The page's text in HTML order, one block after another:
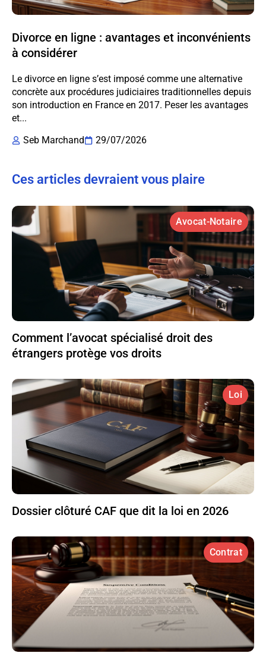
Divorce en ligne : avantages et inconvénients
à considérer
Le divorce en ligne s’est imposé comme une alternative
concrète aux procédures judiciaires traditionnelles depuis
son introduction en France en 2017. Peser les avantages
et...
Seb Marchand
29/07/2026
Ces articles devraient vous plaire
Avocat-Notaire
Comment l’avocat spécialisé droit des
étrangers protège vos droits
Loi
Dossier clôturé CAF que dit la loi en 2026
Contrat